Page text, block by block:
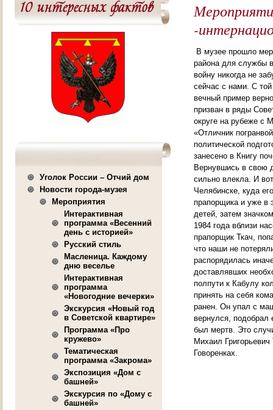
Уголок России – Отчий дом
Новости города-музея
Мероприятия
Интерактивная
программа «Весенний
день с историей»
Русский стиль
Масленица. Каждому
дню веселье
Интерактивная
программа
«Новогодние вечерки»
Экскурсия «Новый год
в Советской квартире»
Программа «Про
кружево»
Тематическая
программа «Закрома»
Экспозиция «Дом с
башней»
Экскурсия по «Дому с
башней»
-
В музее прошло
района для службы
войну никогда не
сейчас с нами. С
вечный пример
призван в ряды
округе на рубеже с
«Отличник
политической
занесено в Книгу
Вернувшись в свою
сильно влекла. И
Челябинске, куда
прапорщика и уже в
детей, затем
1984 года вблизи
прапорщик Ткач,
что наши не
распорядилась
доставлявших
полпути к Кабулу
принять на себя
ранен. Он упал с
вернулся, подобрал
был мертв. Это
Михаил
Говоренках.